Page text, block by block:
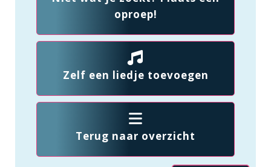
oproep!
Zelf een liedje toevoegen
Terug naar overzicht